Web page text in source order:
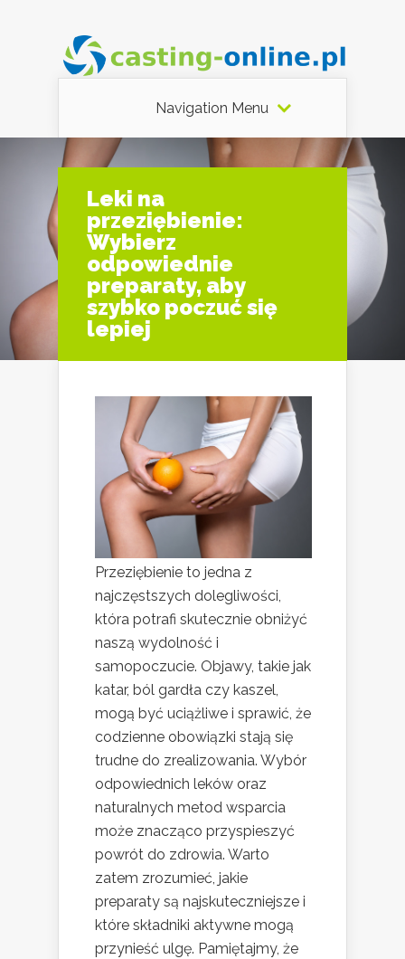
Navigation Menu
Leki na
przeziębienie:
Wybierz
odpowiednie
preparaty, aby
szybko poczuć się
lepiej
Przeziębienie to jedna z
najczęstszych dolegliwości,
która potrafi skutecznie obniżyć
naszą wydolność i
samopoczucie. Objawy, takie jak
katar, ból gardła czy kaszel,
mogą być uciążliwe i sprawić, że
codzienne obowiązki stają się
trudne do zrealizowania. Wybór
odpowiednich leków oraz
naturalnych metod wsparcia
może znacząco przyspieszyć
powrót do zdrowia. Warto
zatem zrozumieć, jakie
preparaty są najskuteczniejsze i
które składniki aktywne mogą
przynieść ulgę. Pamiętajmy, że